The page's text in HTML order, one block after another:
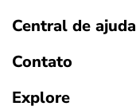
Central de ajuda
Contato
Explore